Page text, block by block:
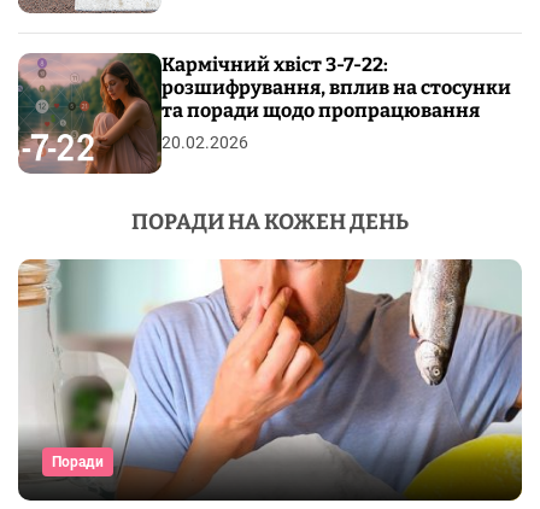
Кармічний хвіст 3-7-22:
розшифрування, вплив на стосунки
та поради щодо пропрацювання
20.02.2026
ПОРАДИ НА КОЖЕН ДЕНЬ
Поради